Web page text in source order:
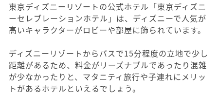
東京ディズニーリゾートの公式ホテル「東京ディズニ
ーセレブレーションホテル」は、ディズニーで人気が
高いキャラクターがロビーや部屋に飾られています。
ディズニーリゾートからバスで15分程度の立地で少し
距離があるため、料金がリーズナブルであったり混雑
が少なかったりと、マタニティ旅行や子連れにメリッ
トがあるホテルといえるでしょう。